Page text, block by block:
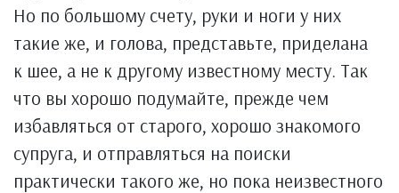
Но по большому счету, руки и ноги у них
такие же, и голова, представьте, приделана
к шее, а не к другому известному месту. Так
что вы хорошо подумайте, прежде чем
избавляться от старого, хорошо знакомого
супруга, и отправляться на поиски
практически такого же, но пока неизвестного